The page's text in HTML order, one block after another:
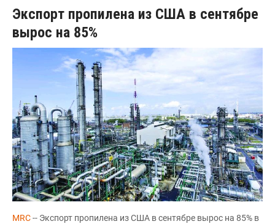
Экспорт пропилена из США в сентябре
вырос на 85%
MRC-- Экспорт пропилена из США в сентябре вырос на 85% в